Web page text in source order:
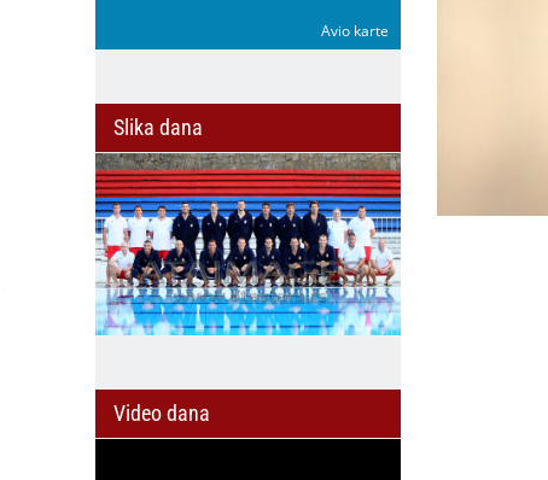
Avio karte
Slika dana
Video dana